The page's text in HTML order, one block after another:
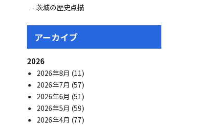
茨城の歴史点描
アーカイブ
2026
2026年8月 (11)
2026年7月 (57)
2026年6月 (51)
2026年5月 (59)
2026年4月 (77)